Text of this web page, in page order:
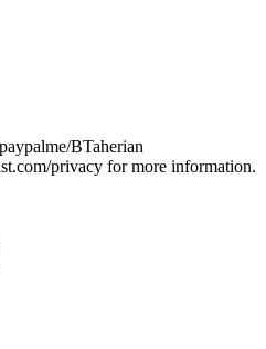
BTaherian
privacy for more information.